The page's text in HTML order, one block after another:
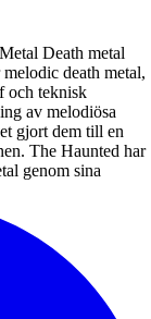
Metal Death metal
death metal,
och teknisk
av melodiösa
gjort dem till en
The Haunted har
genom sina